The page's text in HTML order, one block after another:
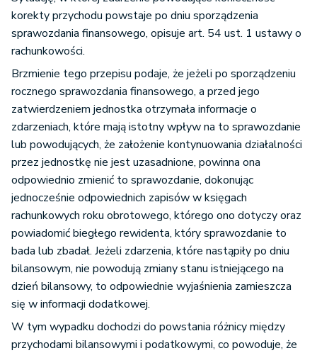
korekty przychodu powstaje po dniu sporządzenia
sprawozdania finansowego, opisuje art. 54 ust. 1 ustawy o
rachunkowości.
Brzmienie tego przepisu podaje, że jeżeli po sporządzeniu
rocznego sprawozdania finansowego, a przed jego
zatwierdzeniem jednostka otrzymała informacje o
zdarzeniach, które mają istotny wpływ na to sprawozdanie
lub powodujących, że założenie kontynuowania działalności
przez jednostkę nie jest uzasadnione, powinna ona
odpowiednio zmienić to sprawozdanie, dokonując
jednocześnie odpowiednich zapisów w księgach
rachunkowych roku obrotowego, którego ono dotyczy oraz
powiadomić biegłego rewidenta, który sprawozdanie to
bada lub zbadał. Jeżeli zdarzenia, które nastąpiły po dniu
bilansowym, nie powodują zmiany stanu istniejącego na
dzień bilansowy, to odpowiednie wyjaśnienia zamieszcza
się w informacji dodatkowej.
W tym wypadku dochodzi do powstania różnicy między
przychodami bilansowymi i podatkowymi, co powoduje, że